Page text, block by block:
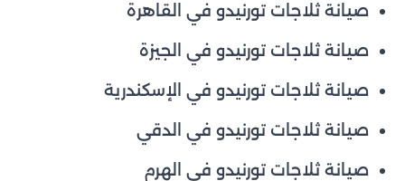
صيانة ثلاجات تورنيدو في القاهرة
صيانة ثلاجات تورنيدو في الجيزة
صيانة ثلاجات تورنيدو في الإسكندرية
صيانة ثلاجات تورنيدو في الدقي
صيانة ثلاجات تورنيدو في الهرم